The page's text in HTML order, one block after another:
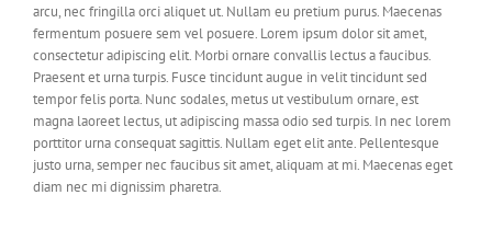
arcu, nec fringilla orci aliquet ut. Nullam eu pretium purus. Maecenas
fermentum posuere sem vel posuere. Lorem ipsum dolor sit amet,
consectetur adipiscing elit. Morbi ornare convallis lectus a faucibus.
Praesent et urna turpis. Fusce tincidunt augue in velit tincidunt sed
tempor felis porta. Nunc sodales, metus ut vestibulum ornare, est
magna laoreet lectus, ut adipiscing massa odio sed turpis. In nec lorem
porttitor urna consequat sagittis. Nullam eget elit ante. Pellentesque
justo urna, semper nec faucibus sit amet, aliquam at mi. Maecenas eget
diam nec mi dignissim pharetra.